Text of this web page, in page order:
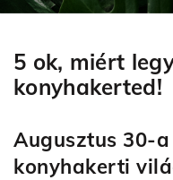
5 ok, miért
konyhakerted!
Augusztus 30-
konyhakerti